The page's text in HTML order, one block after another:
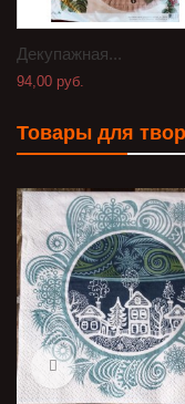
Декупажная...
94,00 руб.
Товары для